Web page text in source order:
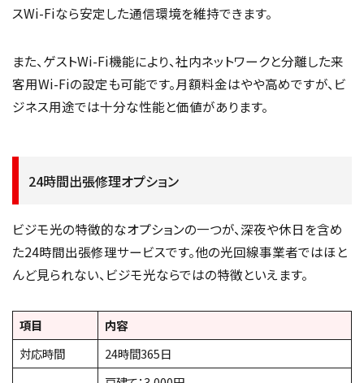
スWi-Fiなら安定した通信環境を維持できます。
また、ゲストWi-Fi機能により、社内ネットワークと分離した来
客用Wi-Fiの設定も可能です。月額料金はやや高めですが、ビ
ジネス用途では十分な性能と価値があります。
24時間出張修理オプション
ビジモ光の特徴的なオプションの一つが、深夜や休日を含め
た24時間出張修理サービスです。他の光回線事業者ではほと
んど見られない、ビジモ光ならではの特徴といえます。
項目
内容
対応時間
24時間365日